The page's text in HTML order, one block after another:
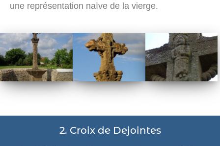
une représentation naïve de la vierge.
2. Croix de Dejointes